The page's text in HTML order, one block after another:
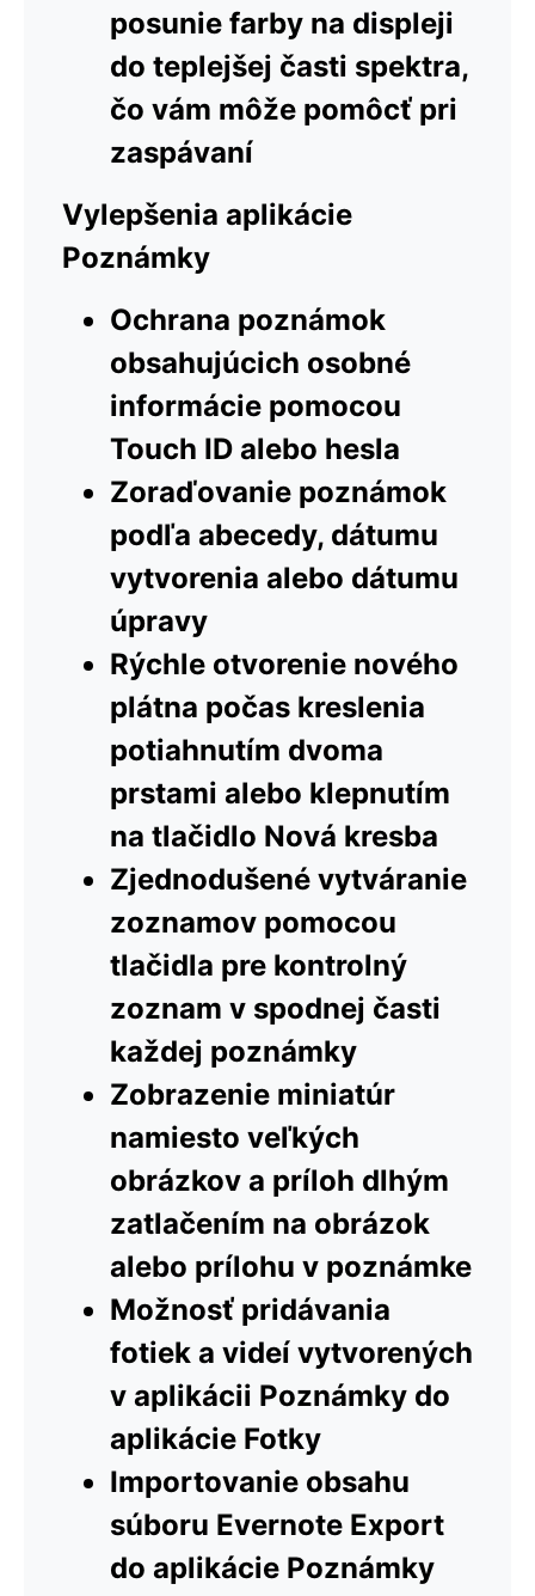
posunie farby na displeji
do teplejšej časti spektra,
čo vám môže pomôcť pri
zaspávaní
Vylepšenia aplikácie
Poznámky
Ochrana poznámok
obsahujúcich osobné
informácie pomocou
Touch ID alebo hesla
Zoraďovanie poznámok
podľa abecedy, dátumu
vytvorenia alebo dátumu
úpravy
Rýchle otvorenie nového
plátna počas kreslenia
potiahnutím dvoma
prstami alebo klepnutím
na tlačidlo Nová kresba
Zjednodušené vytváranie
zoznamov pomocou
tlačidla pre kontrolný
zoznam v spodnej časti
každej poznámky
Zobrazenie miniatúr
namiesto veľkých
obrázkov a príloh dlhým
zatlačením na obrázok
alebo prílohu v poznámke
Možnosť pridávania
fotiek a videí vytvorených
v aplikácii Poznámky do
aplikácie Fotky
Importovanie obsahu
súboru Evernote Export
do aplikácie Poznámky